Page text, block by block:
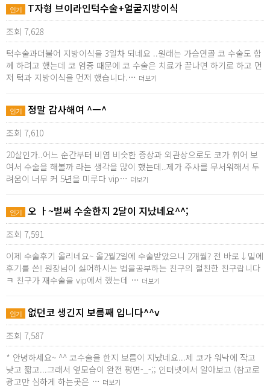
인기 T자형 브이라인턱수술+얼굴지방이식
조회 7,628
턱수술과더불어 지방이식을 3일차 되네요 ..원래는 가슴연골 코 수술도 함
께 하려고 했는데 코 염증 때문에 코 수술은 치료가 끝나면 하기로 하고 먼
저 턱과 지방이식을 먼저 했습니다.… 더보기
인기 정말 감사해여 ^ㅡ^
조회 7,610
20살인가..어느 순간부터 비염 비슷한 증상과 외관상으로도 코가 휘어 보
여서 수술을 해볼까 라는 생각을 많이 했는데..제가 주사를 무서워해서 두
려움이 너무 커 5년을 미루다 vip… 더보기
인기 오 ㅏ~벌써 수술한지 2달이 지났네요^^;
조회 7,591
이제 수술후기 올리네요~ 올2월2일에 수술받았으니 2개월? 전 바로↓밑에
후기를 쓴! 원장님이 싫어하시는 법을공부하는 친구의 절친한 친구랍니다
ㅋ 친구가 재수술을 vip에서 했는데 … 더보기
인기 없던코 생긴지 보름째 입니다^^v
조회 7,587
* 안녕하세요~ ^^ 코수술을 한지 보름이 지났네요...제 코가 워낙에 작고
낮고 짧고...그래서 옆모습이 완전 평면-_-;; 인터넷에서 알아보고 (참고로
광고만 심하게 하는곳은 … 더보기